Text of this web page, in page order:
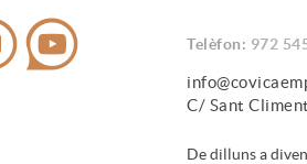
Telèfon: 972
C/ Sant
De dilluns a